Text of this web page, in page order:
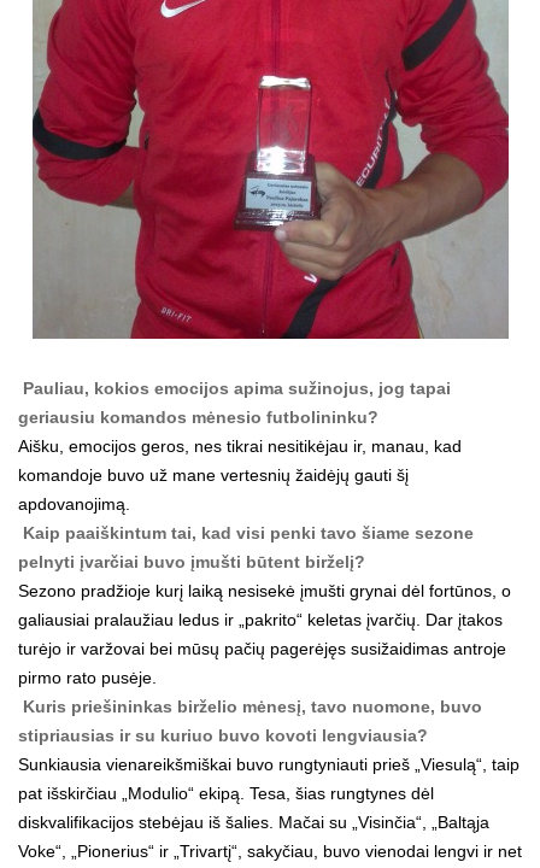
Pauliau, kokios emocijos apima sužinojus, jog tapai
geriausiu komandos mėnesio futbolininku?
Aišku, emocijos geros, nes tikrai nesitikėjau ir, manau, kad
komandoje buvo už mane vertesnių žaidėjų gauti šį
apdovanojimą.
Kaip paaiškintum tai, kad visi penki tavo šiame sezone
pelnyti įvarčiai buvo įmušti būtent birželį?
Sezono pradžioje kurį laiką nesisekė įmušti grynai dėl fortūnos, o
galiausiai pralaužiau ledus ir „pakrito“ keletas įvarčių. Dar įtakos
turėjo ir varžovai bei mūsų pačių pagerėjęs susižaidimas antroje
pirmo rato pusėje.
Kuris priešininkas birželio mėnesį, tavo nuomone, buvo
stipriausias ir su kuriuo buvo kovoti lengviausia?
Sunkiausia vienareikšmiškai buvo rungtyniauti prieš „Viesulą“, taip
pat išskirčiau „Modulio“ ekipą. Tesa, šias rungtynes dėl
diskvalifikacijos stebėjau iš šalies. Mačai su „Visinčia“, „Baltąja
Voke“, „Pionerius“ ir „Trivartį“, sakyčiau, buvo vienodai lengvi ir net